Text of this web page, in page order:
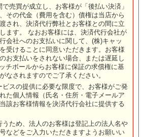
売買が成立し、お客様が「後払い決済」
その代金（費用を含む）債権は当店から
され、決済代行弊社とお客様との間に立
ます。 なおお客様には、決済代行会社が
会社へのお支払いに関して、(株)キャッ
受けることに同意いただきます。お客様
お支払いをされない場合、または遅延し
チボールからお客様に保証の求償権に基
なされますのでご了承ください。
ビスの提供に必要な限度で、お客様がご発
た個人情報（氏名・住所・電子メールア
該お客様情報を決済代行会社に提供する
うため、法人のお客様は登記上の法人名や
などをご入力いただきますようお願いい